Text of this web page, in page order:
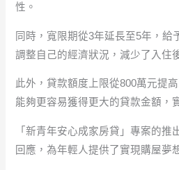
性。
同時，寬限期從3年延長至5年，給
調整自己的經濟狀況，減少了入住
此外，貸款額度上限從800萬元提
能夠更容易獲得更大的貸款金額，
「新青年安心成家房貸」專案的推
回應，為年輕人提供了實現購屋夢